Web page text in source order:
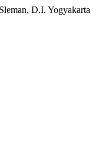
D.I. Yogyakarta